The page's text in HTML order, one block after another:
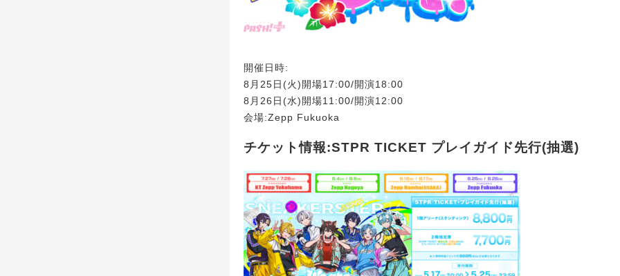
開催日時:
8月25日(火)開場17:00/開演18:00
8月26日(水)開場11:00/開演12:00
会場:Zepp Fukuoka
チケット情報:STPR TICKET プレイガイド先行(抽選)